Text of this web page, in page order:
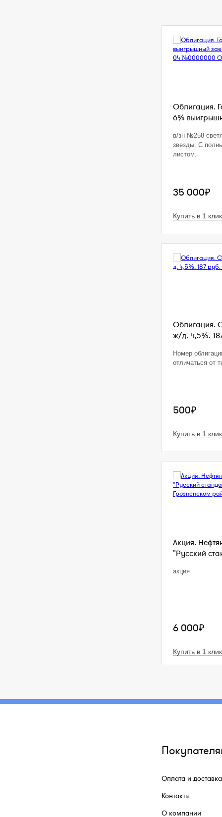
Облигация.
6%
в/зн №258
звезды. С
листом.
35 000₽
Купить в 1 клик
Облигация.
ж/д. 4,5%.
Номер
отличаться от
500₽
Купить в 1 клик
Акция.
"Русский
акция
6 000₽
Купить в 1 клик
Оплата и доставка
Контакты
О компании